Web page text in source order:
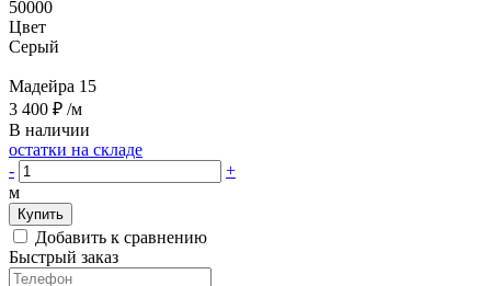
50000
Цвет
Серый
Мадейра 15
3 400 ₽ /м
В наличии
остатки на складе
-
+
м
Купить
Добавить к сравнению
Быстрый заказ